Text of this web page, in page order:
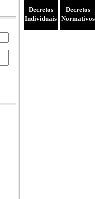
Decretos
Individuais
Decretos
Normativos